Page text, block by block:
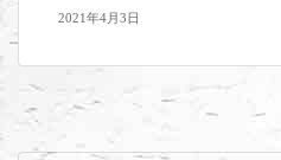
2021年4月3日